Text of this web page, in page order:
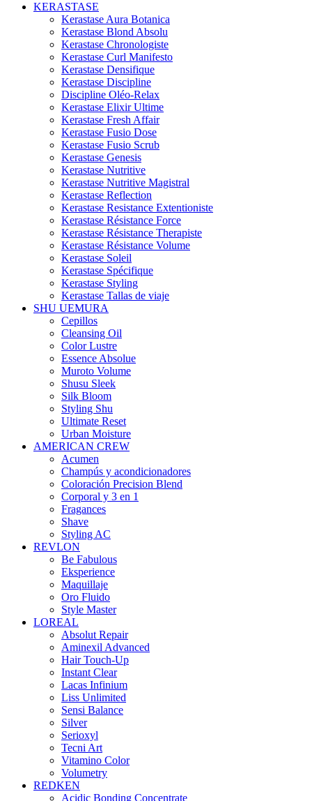
KERASTASE
Kerastase Aura Botanica
Kerastase Blond Absolu
Kerastase Chronologiste
Kerastase Curl Manifesto
Kerastase Densifique
Kerastase Discipline
Discipline Oléo-Relax
Kerastase Elixir Ultime
Kerastase Fresh Affair
Kerastase Fusio Dose
Kerastase Fusio Scrub
Kerastase Genesis
Kerastase Nutritive
Kerastase Nutritive Magistral
Kerastase Reflection
Kerastase Resistance Extentioniste
Kerastase Résistance Force
Kerastase Résistance Therapiste
Kerastase Résistance Volume
Kerastase Soleil
Kerastase Spécifique
Kerastase Styling
Kerastase Tallas de viaje
SHU UEMURA
Cepillos
Cleansing Oil
Color Lustre
Essence Absolue
Muroto Volume
Shusu Sleek
Silk Bloom
Styling Shu
Ultimate Reset
Urban Moisture
AMERICAN CREW
Acumen
Champús y acondicionadores
Coloración Precision Blend
Corporal y 3 en 1
Fragances
Shave
Styling AC
REVLON
Be Fabulous
Eksperience
Maquillaje
Oro Fluido
Style Master
LOREAL
Absolut Repair
Aminexil Advanced
Hair Touch-Up
Instant Clear
Lacas Infinium
Liss Unlimited
Sensi Balance
Silver
Serioxyl
Tecni Art
Vitamino Color
Volumetry
REDKEN
Acidic Bonding Concentrate